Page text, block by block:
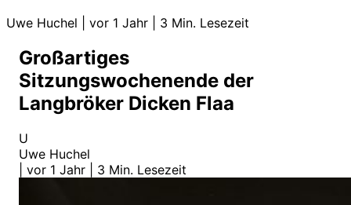
Uwe Huchel vor 1 Jahr 3 Min. Lesezeit
Großartiges
Sitzungswochenende der
Langbröker Dicken Flaa
U
Uwe Huchel
vor 1 Jahr 3 Min. Lesezeit